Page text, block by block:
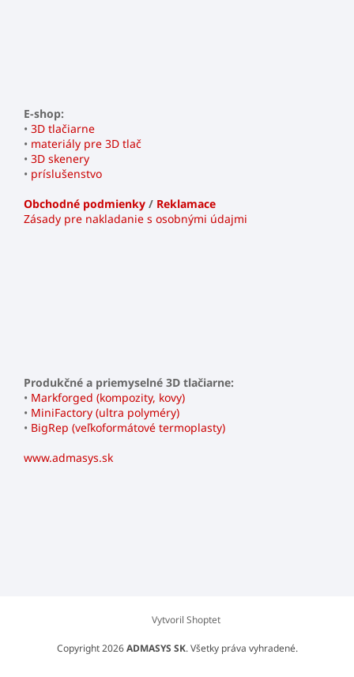
E-shop:
• 3D tlačiarne
• materiály pre 3D tlač
• 3D skenery
• príslušenstvo
Obchodné podmienky / Reklamace
Zásady pre nakladanie s osobnými údajmi
Produkčné a priemyselné 3D tlačiarne:
• Markforged (kompozity, kovy)
• MiniFactory (ultra polyméry)
• BigRep (veľkoformátové termoplasty)
www.admasys.sk
Vytvoril Shoptet
Copyright 2026ADMASYS SK. Všetky práva vyhradené.